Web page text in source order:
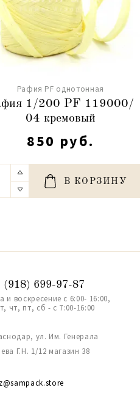
Рафия PF однотонная
1/200 PF 119000/
04 кремовый
850 руб.
В КОРЗИНУ
699-97-87
и воскресение с 6:00- 16:00,
чт, пт, сб - с 7:00-16:00
ул. Им. Генерала
Г.Н. 1/12 магазин 38